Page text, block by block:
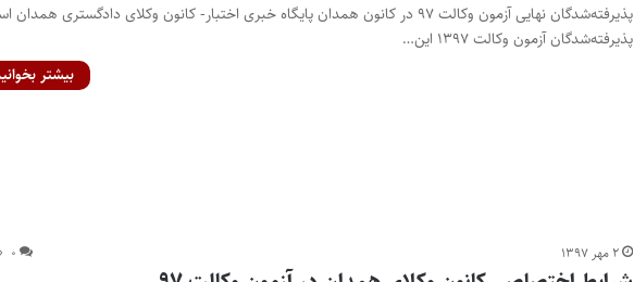
پذیرفته‌شدگان نهایی آزمون وکالت ۹۷ در کانون همدان پایگاه خبری اختبار- کانون وکلای دادگستری
پذیرفته‌شدگان آزمون وکالت ۱۳۹۷ این…
بیشتر
۲ مهر ۱۳۹۷ ۰